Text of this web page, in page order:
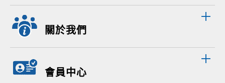
關於我們
會員中心